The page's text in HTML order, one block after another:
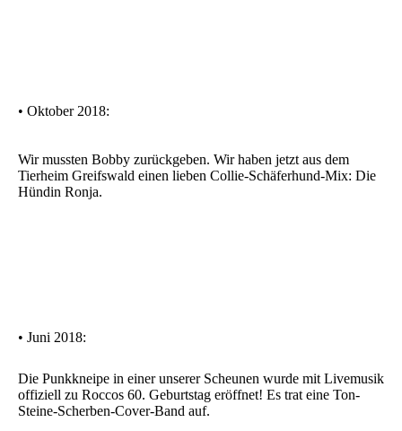
• Oktober 2018:
Wir mussten Bobby zurückgeben. Wir haben jetzt aus dem
Tierheim Greifswald einen lieben Collie-Schäferhund-Mix: Die
Hündin Ronja.
• Juni 2018:
Die Punkkneipe in einer unserer Scheunen wurde mit Livemusik
offiziell zu Roccos 60. Geburtstag eröffnet! Es trat eine Ton-
Steine-Scherben-Cover-Band auf.